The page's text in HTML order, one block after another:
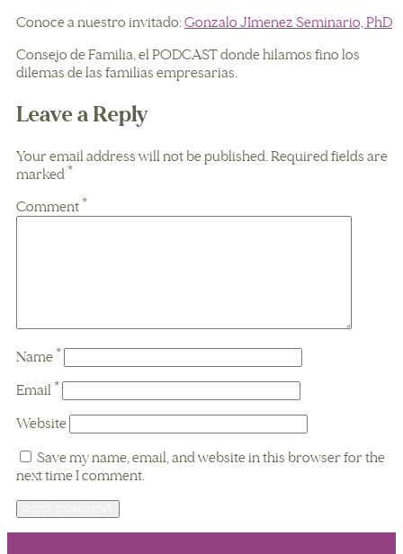
Conoce a nuestro invitado:Gonzalo JImenez Seminario, PhD
Consejo de Familia, el PODCAST donde hilamos fino los
dilemas de las familias empresarias.
Leave a Reply
Your email address will not be published.Required fields are
marked *
Comment *
Name *
Email *
Website
Save my name, email, and website in this browser for the
next time I comment.